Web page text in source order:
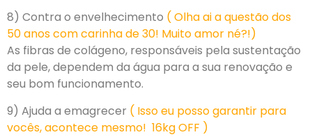
8) Contra o envelhecimento ( Olha ai a questão dos
50 anos com carinha de 30! Muito amor né?!)
As fibras de colágeno, responsáveis pela sustentação
da pele, dependem da água para a sua renovação e
seu bom funcionamento.
9) Ajuda a emagrecer ( Isso eu posso garantir para
vocês, acontece mesmo! 16kg OFF )